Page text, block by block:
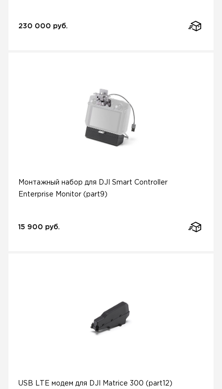
230 000 руб.
Монтажный набор для DJI Smart Controller
Enterprise Monitor (part9)
15 900 руб.
USB LTE модем для DJI Matrice 300 (part12)